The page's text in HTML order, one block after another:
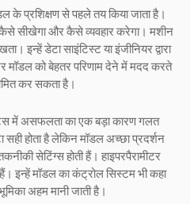
के प्रशिक्षण से पहले तय किया जाता है।
कैसे सीखेगा और कैसे व्यवहार करेगा। मशीन
इन्हें डेटा साइंटिस्ट या इंजीनियर द्वारा
मॉडल को बेहतर परिणाम देने में मदद करते
कर सकता है।
में असफलता का एक बड़ा कारण गलत
सही होता है लेकिन मॉडल अच्छा प्रदर्शन
सेटिंग्स होती हैं। हाइपरपैरामीटर
इन्हें मॉडल का कंट्रोल सिस्टम भी कहा
अहम मानी जाती है।